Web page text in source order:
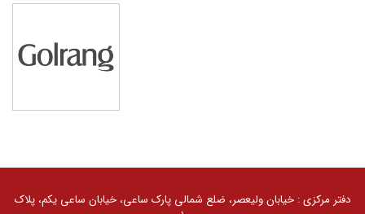
دفتر مرکزی : خیابان ولیعصر، ضلع شمالی پارک ساعی، خیابان ساعی یکم، پلاک
کلیه حقوق مادی و معنوی سایت محفوظ و متعلق به گروه
توسعه توسط گلرنگ سیستم